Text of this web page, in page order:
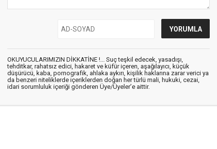
OKUYUCULARIMIZIN DİKKATİNE !... Suç teşkil edecek, yasadışı,
tehditkar, rahatsız edici, hakaret ve küfür içeren, aşağılayıcı, küçük
düşürücü, kaba, pornografik, ahlaka aykırı, kişilik haklarına zarar verici ya
da benzeri niteliklerde içeriklerden doğan her türlü mali, hukuki, cezai,
idari sorumluluk içeriği gönderen Üye/Üyeler’e aittir.